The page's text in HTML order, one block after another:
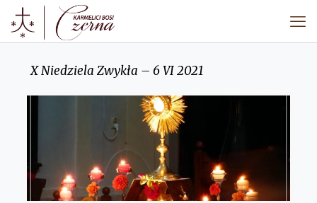
X Niedziela Zwykła – 6 VI 2021